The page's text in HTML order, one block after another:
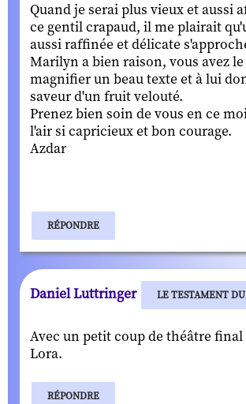
Quand je serai plus vieux et aussi
ce gentil crapaud, il me plairait
aussi raffinée et délicate
Marilyn a bien raison, vous avez
magnifier un beau texte et à lui
saveur d'un fruit velouté.
Prenez bien soin de vous en ce
l'air si capricieux et bon courage.
Azdar
RÉPONDRE
Daniel Luttringer LE TESTAMENT
Avec un petit coup de théâtre
Lora.
RÉPONDRE